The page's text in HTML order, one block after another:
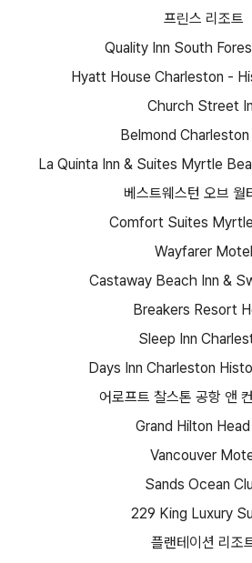
프린스 리조트
Quality Inn South
Hyatt House Charleston -
Church Street
Belmond Charleston
La Quinta Inn & Suites Myrtle
베스트웨스턴 오브 월
Comfort Suites
Wayfarer Motel
Castaway Beach Inn &
Breakers Resort
Sleep Inn
Days Inn Charleston
어로프트 찰스톤 공항 앤
Grand Hilton Head
Vancouver
Sands Ocean
229 King Luxury
플랜테이션 리조